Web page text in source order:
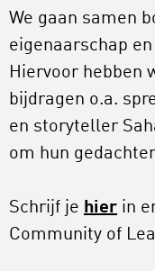
We gaan samen
eigenaarschap
Hiervoor hebben
bijdragen o.a.
en storyteller
om hun
Schrijf je hier in
Community of